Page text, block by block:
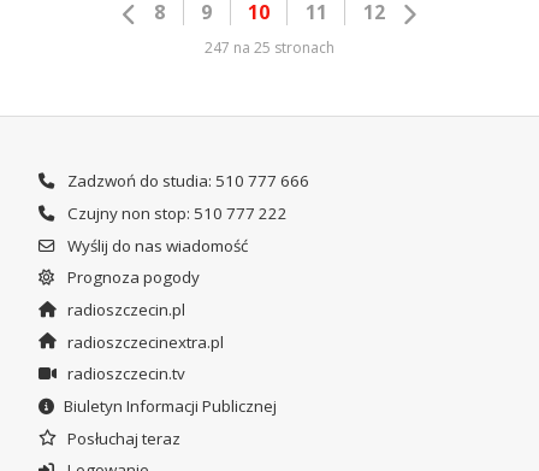
8 9 10 11 12
247 na 25 stronach
Zadzwoń do studia: 510 777 666
Czujny non stop: 510 777 222
Wyślij do nas wiadomość
Prognoza pogody
radioszczecin.pl
radioszczecinextra.pl
radioszczecin.tv
Biuletyn Informacji Publicznej
Posłuchaj teraz